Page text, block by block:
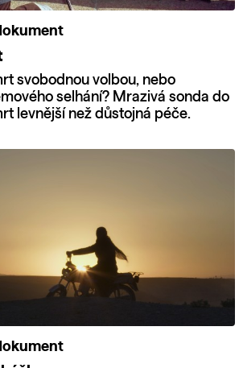
svobodnou volbou, nebo
selhání? Mrazivá sonda do
levnější než důstojná péče.